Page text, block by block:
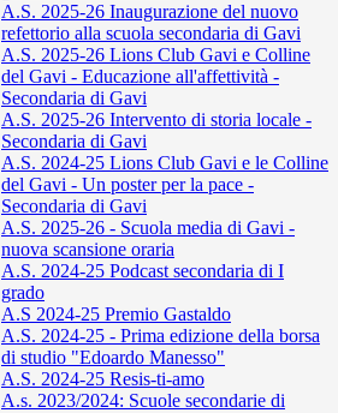
A.S. 2025-26 Inaugurazione del nuovo
refettorio alla scuola secondaria di Gavi
A.S. 2025-26 Lions Club Gavi e Colline
del Gavi - Educazione all'affettività -
Secondaria di Gavi
A.S. 2025-26 Intervento di storia locale -
Secondaria di Gavi
A.S. 2024-25 Lions Club Gavi e le Colline
del Gavi - Un poster per la pace -
Secondaria di Gavi
A.S. 2025-26 - Scuola media di Gavi -
nuova scansione oraria
A.S. 2024-25 Podcast secondaria di I
grado
A.S 2024-25 Premio Gastaldo
A.S. 2024-25 - Prima edizione della borsa
di studio "Edoardo Manesso"
A.S. 2024-25 Resis-ti-amo
A.s. 2023/2024: Scuole secondarie di